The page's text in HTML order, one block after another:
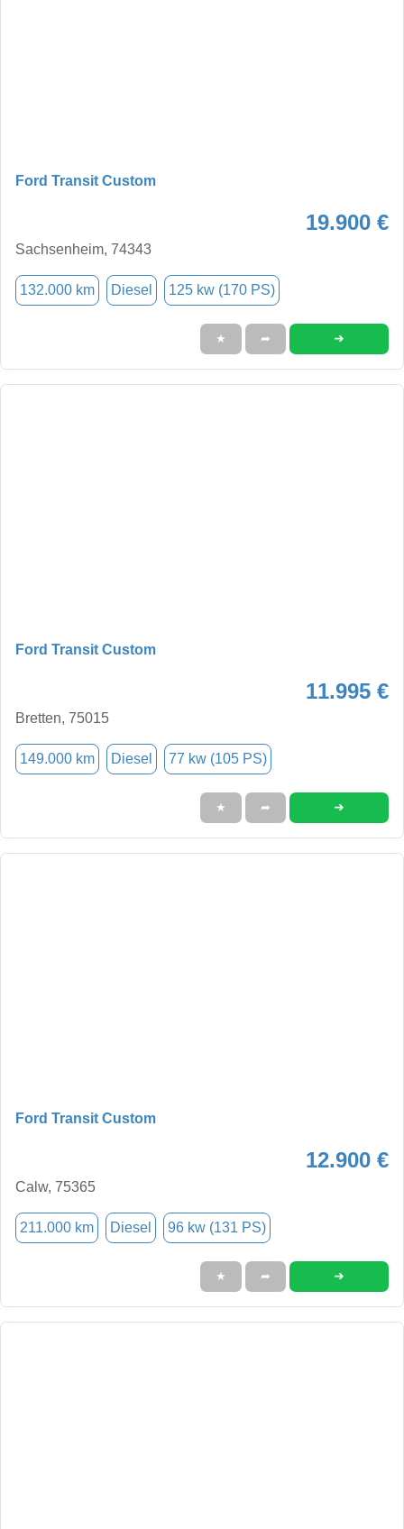
Ford Transit Custom
19.900 €
Sachsenheim, 74343
132.000 km Diesel 125 kw (170 PS)
★ ➦ ➜
Ford Transit Custom
11.995 €
Bretten, 75015
149.000 km Diesel 77 kw (105 PS)
★ ➦ ➜
Ford Transit Custom
12.900 €
Calw, 75365
211.000 km Diesel 96 kw (131 PS)
★ ➦ ➜